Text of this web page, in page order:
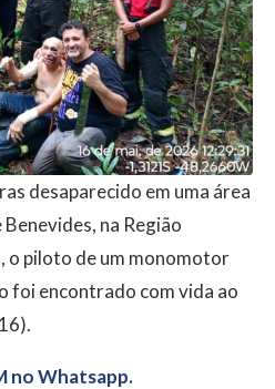
desaparecido em uma área
na Região
o piloto de um monomotor
foi encontrado com vida ao
no Whatsapp.